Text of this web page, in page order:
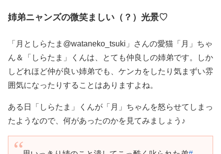
姉弟ニャンズの微笑ましい（？）光景♡
「月としらたま@wataneko_tsuki」さんの愛猫「月」ちゃ
ん＆「しらたま」くんは、とても仲良しの姉弟です。しか
しどれほど仲が良い姉弟でも、ケンカをしたり気まずい雰
囲気になったりすることはありますよね。
ある日「しらたま」くんが「月」ちゃんを怒らせてしまっ
たようなので、何があったのかを見てみましょう♪